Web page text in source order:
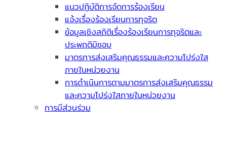
แนวปฏิบัติการจัดการร้องเรียน
แจ้งเรื่องร้องเรียนการทุจริต
ข้อมูลเชิงสถิติเรื่องร้องเรียนการทุจริตและ
ประพฤติมิชอบ
มาตรการส่งเสริมคุณธรรมและความโปร่งใส
ภายในหน่วยงาน
การดำเนินการตามมาตรการส่งเสริมคุณธรรม
และความโปร่งใสภายในหน่วยงาน
การมีส่วนร่วม